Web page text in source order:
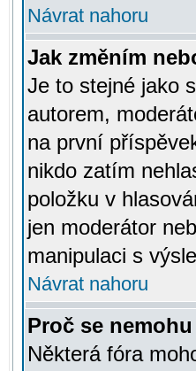
Návrat nahoru
Jak změním
Je to stejné jako
autorem,
na první
nikdo zatím
položku v
jen moderátor
manipulaci s
Návrat nahoru
Proč se
Některá fóra